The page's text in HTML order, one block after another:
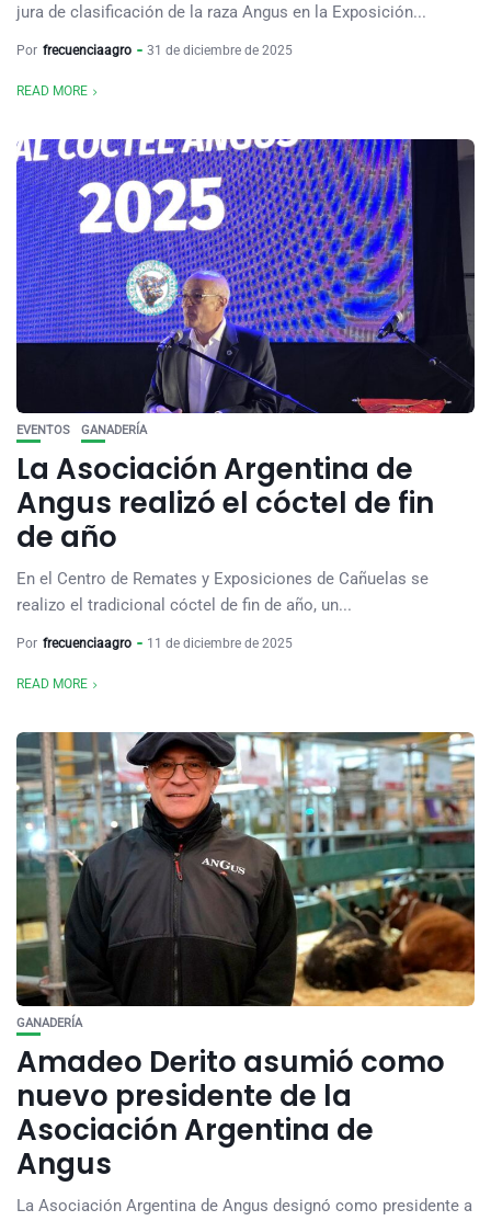
jura de clasificación de la raza Angus en la Exposición...
Por frecuenciaagro 31 de diciembre de 2025
READ MORE
EVENTOS GANADERÍA
La Asociación Argentina de
Angus realizó el cóctel de fin
de año
En el Centro de Remates y Exposiciones de Cañuelas se
realizo el tradicional cóctel de fin de año, un...
Por frecuenciaagro 11 de diciembre de 2025
READ MORE
GANADERÍA
Amadeo Derito asumió como
nuevo presidente de la
Asociación Argentina de
Angus
La Asociación Argentina de Angus designó como presidente a